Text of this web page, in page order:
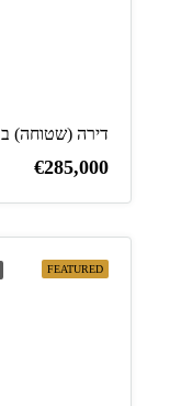
דירה (שטוחה) ב Ekali, לימסול למכירה
€285,000
FEATURED